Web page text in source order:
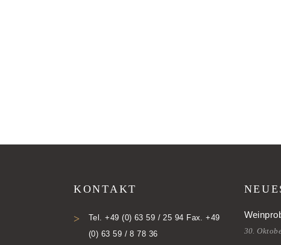
KONTAKT
Tel. +49 (0) 63 59 / 25 94 Fax. +49
(0) 63 59 / 8 78 36
30.